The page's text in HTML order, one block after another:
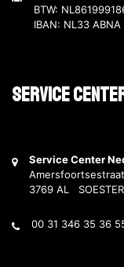
BTW:
IBAN: NL33
Service
Service Center
3769 AL
00 31 346 35 36